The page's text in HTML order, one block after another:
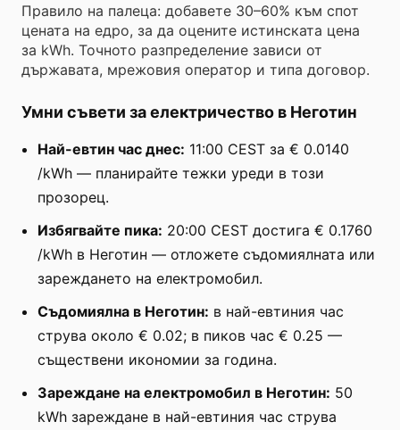
Правило на палеца: добавете 30–60% към спот
цената на едро, за да оцените истинската цена
за kWh. Точното разпределение зависи от
държавата, мрежовия оператор и типа договор.
Умни съвети за електричество в Неготин
Най-евтин час днес: 11:00 CEST за € 0.0140
/kWh — планирайте тежки уреди в този
прозорец.
Избягвайте пика: 20:00 CEST достига € 0.1760
/kWh в Неготин — отложете съдомиялната или
зареждането на електромобил.
Съдомиялна в Неготин: в най-евтиния час
струва около € 0.02; в пиков час € 0.25 —
съществени икономии за година.
Зареждане на електромобил в Неготин: 50
kWh зареждане в най-евтиния час струва